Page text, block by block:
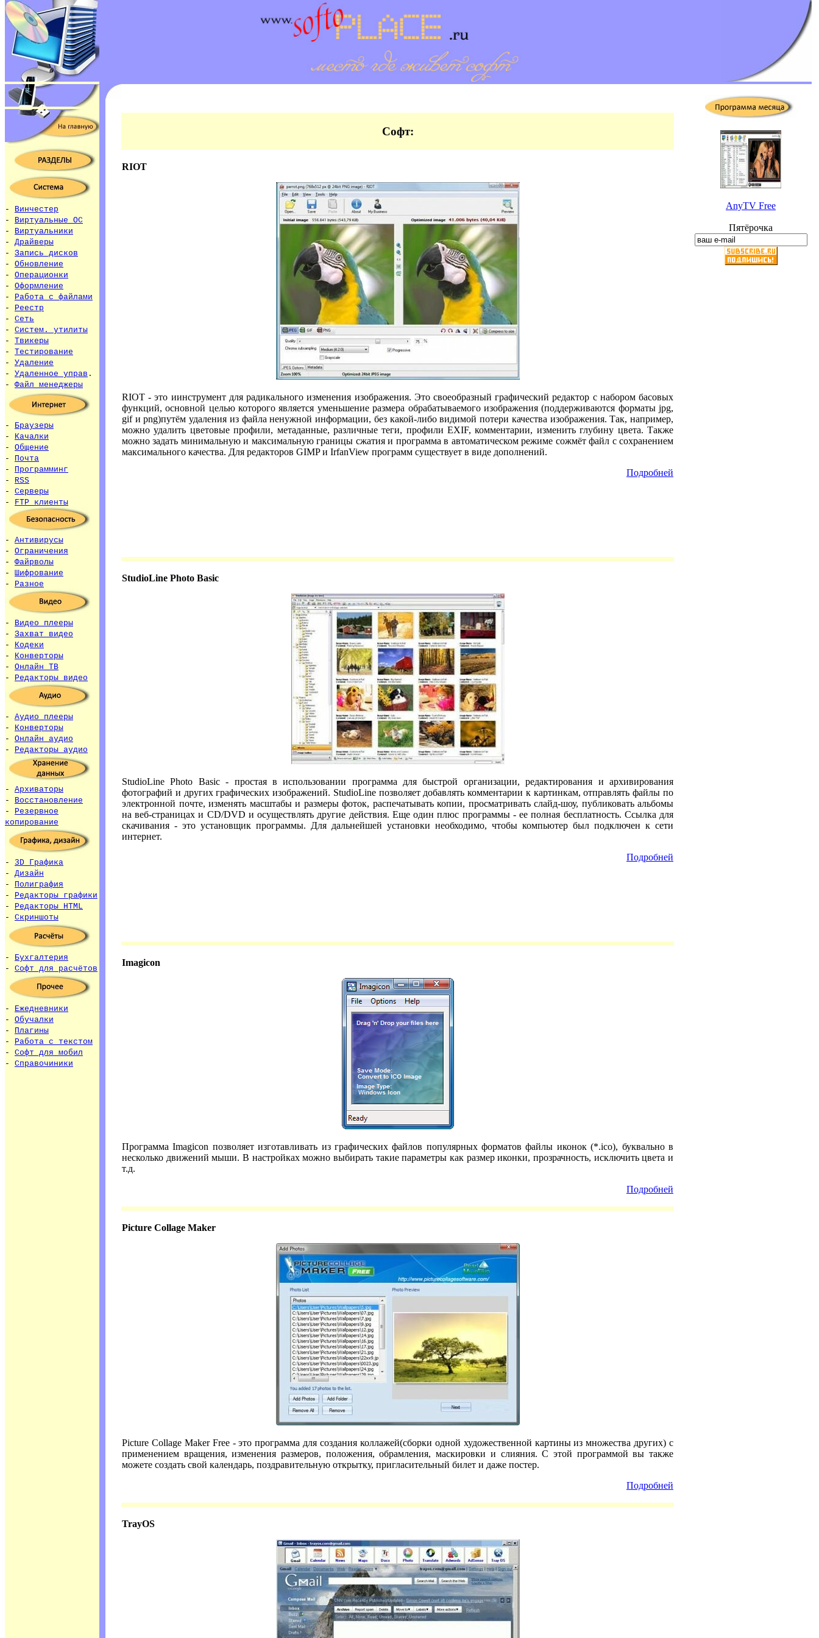
AnyTV Free
Пятёрочка
- Винчестер
- Виртуальные ОС
- Виртуальники
- Драйверы
- Запись дисков
- Обновление
- Операционки
- Оформление
- Работа с файлами
- Реестр
- Сеть
- Систем. утилиты
- Твикеры
- Тестирование
- Удаление
- Удаленное управ .
- Файл менеджеры
- Браузеры
- Качалки
- Общение
- Почта
- Программинг
- RSS
- Серверы
- FTP клиенты
- Антивирусы
- Ограничения
- Файрволы
- Шифрование
- Разное
- Видео плееры
- Захват видео
- Кодеки
- Конверторы
- Онлайн ТВ
- Редакторы видео
- Аудио плееры
- Конверторы
- Онлайн аудио
- Редакторы аудио
- Архиваторы
- Восстановление
- Резервное
копирование
- 3D Графика
- Дизайн
- Полиграфия
- Редакторы графики
- Редакторы HTML
- Скриншоты
- Бухгалтерия
- Софт для расчётов
- Ежедневники
- Обучалки
- Плагины
- Работа с текстом
- Софт для мобил
- Справочиники
Софт:
RIOT
RIOT - это иинструмент для радикального изменения изображения. Это своеобразный графический редактор с набором басовых
функций, основной целью которого является уменьшение размера обрабатываемого изображения (поддерживаются форматы jpg,
gif и png)путём удаления из файла ненужной информации, без какой-либо видимой потери качества изображения. Так, например,
можно удалить цветовые профили, метаданные, различные теги, профили EXIF, комментарии, изменить глубину цвета. Также
можно задать минимальную и максимальную границы сжатия и программа в автоматическом режиме сожмёт файл с сохранением
максимального качества. Для редакторов GIMP и IrfanView программ существует в виде дополнений.
Подробней
StudioLine Photo Basic
StudioLine Photo Basic - простая в использовании программа для быстрой организации, редактирования и архивирования
фотографий и других графических изображений. StudioLine позволяет добавлять комментарии к картинкам, отправлять файлы по
электронной почте, изменять масштабы и размеры фоток, распечатывать копии, просматривать слайд-шоу, публиковать альбомы
на веб-страницах и CD/DVD и осуществлять другие действия. Еще один плюс программы - ее полная бесплатность. Ссылка для
скачивания - это установщик программы. Для дальнейшей установки необходимо, чтобы компьютер был подключен к сети
интернет.
Подробней
Imagicon
Программа Imagicon позволяет изготавливать из графических файлов популярных форматов файлы иконок (*.ico), буквально в
несколько движений мыши. В настройках можно выбирать такие параметры как размер иконки, прозрачность, исключить цвета и
т.д.
Подробней
Picture Collage Maker
Picture Collage Maker Free - это программа для создания коллажей(сборки одной художественной картины из множества других) с
применением вращения, изменения размеров, положения, обрамления, маскировки и слияния. С этой программой вы также
можете создать свой календарь, поздравительную открытку, пригласительный билет и даже постер.
Подробней
TrayOS